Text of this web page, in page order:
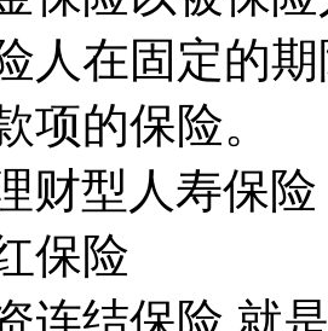
人在固定的
项的保险。
财型人寿保险
保险